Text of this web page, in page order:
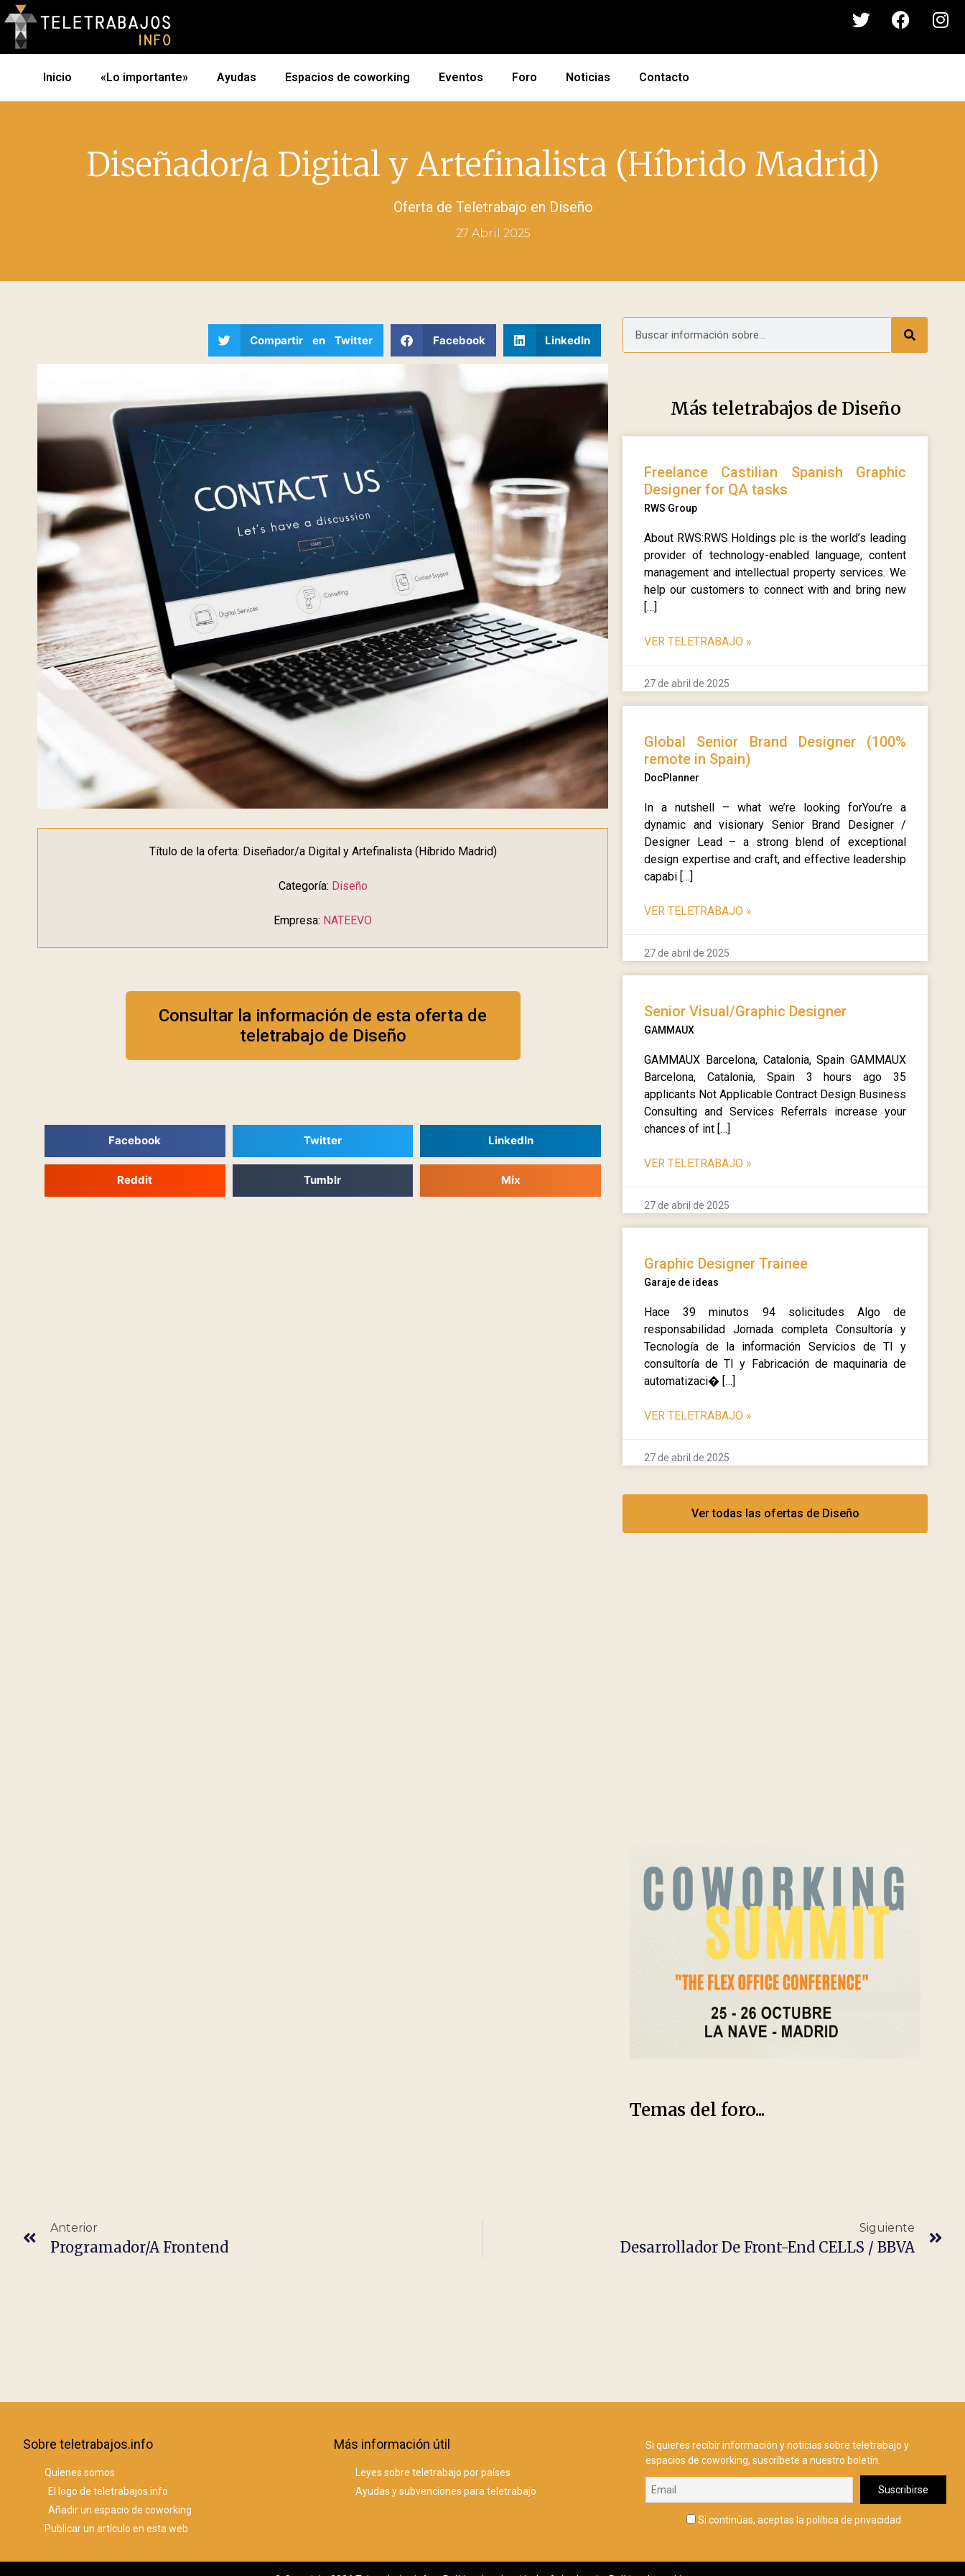
Inicio «Lo importante» Ayudas Espacios de coworking Eventos Foro Noticias Contacto
Diseñador/a Digital y Artefinalista (Híbrido Madrid)
Oferta de Teletrabajo en Diseño
27 Abril 2025
Compartir en Twitter Facebook LinkedIn
Título de la oferta: Diseñador/a Digital y Artefinalista (Híbrido Madrid)
Categoría: Diseño
Empresa: NATEEVO
Consultar la información de esta oferta de
teletrabajo de Diseño
Facebook Twitter LinkedIn
Reddit Tumblr Mix
Más teletrabajos de Diseño
Freelance Castilian Spanish Graphic
Designer for QA tasks
RWS Group
About RWS:RWS Holdings plc is the world’s leading
provider of technology-enabled language, content
management and intellectual property services. We
help our customers to connect with and bring new
[…]
VER TELETRABAJO »
27 de abril de 2025
Global Senior Brand Designer (100%
remote in Spain)
DocPlanner
In a nutshell – what we’re looking forYou’re a
dynamic and visionary Senior Brand Designer /
Designer Lead – a strong blend of exceptional
design expertise and craft, and effective leadership
capabi […]
VER TELETRABAJO »
27 de abril de 2025
Senior Visual/Graphic Designer
GAMMAUX
GAMMAUX Barcelona, Catalonia, Spain GAMMAUX
Barcelona, Catalonia, Spain 3 hours ago 35
applicants Not Applicable Contract Design Business
Consulting and Services Referrals increase your
chances of int […]
VER TELETRABAJO »
27 de abril de 2025
Graphic Designer Trainee
Garaje de ideas
Hace 39 minutos 94 solicitudes Algo de
responsabilidad Jornada completa Consultoría y
Tecnología de la información Servicios de TI y
consultoría de TI y Fabricación de maquinaria de
automatizaci� […]
VER TELETRABAJO »
27 de abril de 2025
Ver todas las ofertas de Diseño
Temas del foro...
Anterior
Programador/a Frontend
Siguiente
Desarrollador De Front-End CELLS / BBVA
Sobre teletrabajos.info
Quienes somos
El logo de teletrabajos.info
Añadir un espacio de coworking
Publicar un artículo en esta web
Más información útil
Leyes sobre teletrabajo por países
Ayudas y subvenciones para teletrabajo
Si quieres recibir información y noticias sobre teletrabajo y
espacios de coworking, suscríbete a nuestro boletín.
Si continúas, aceptas la política de privacidad